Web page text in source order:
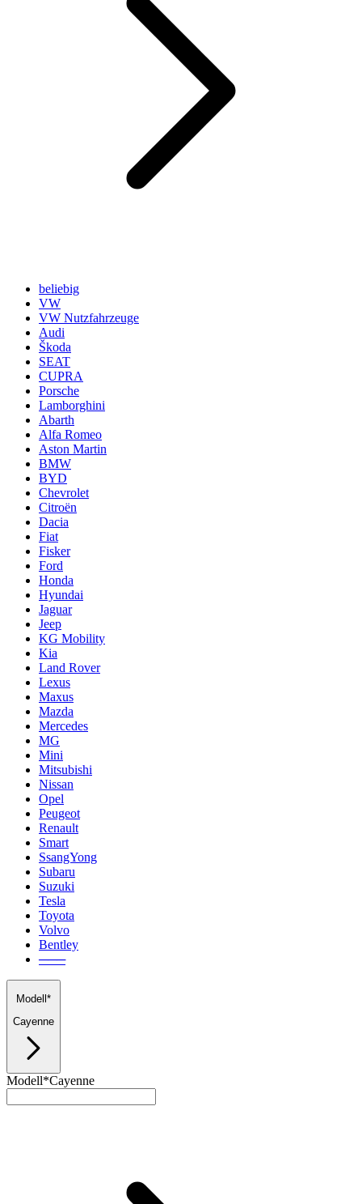
beliebig
VW
VW Nutzfahrzeuge
Audi
Škoda
SEAT
CUPRA
Porsche
Lamborghini
Abarth
Alfa Romeo
Aston Martin
BMW
BYD
Chevrolet
Citroën
Dacia
Fiat
Fisker
Ford
Honda
Hyundai
Jaguar
Jeep
KG Mobility
Kia
Land Rover
Lexus
Maxus
Mazda
Mercedes
MG
Mini
Mitsubishi
Nissan
Opel
Peugeot
Renault
Smart
SsangYong
Subaru
Suzuki
Tesla
Toyota
Volvo
Bentley
───
Modell*
Cayenne
Modell*Cayenne